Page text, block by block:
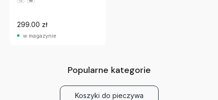
Denmark
299.00 zł
w magazynie
Popularne kategorie
Koszyki do pieczywa